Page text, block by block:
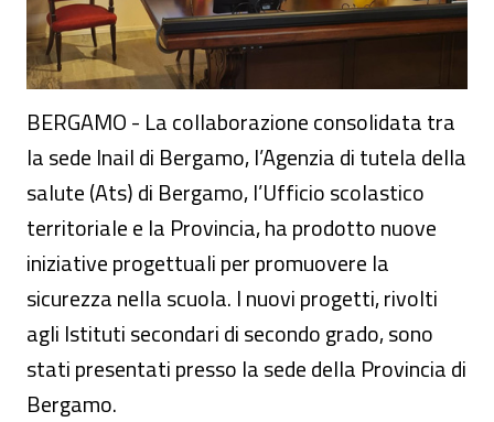
BERGAMO - La collaborazione consolidata tra
la sede Inail di Bergamo, l’Agenzia di tutela della
salute (Ats) di Bergamo, l’Ufficio scolastico
territoriale e la Provincia, ha prodotto nuove
iniziative progettuali per promuovere la
sicurezza nella scuola. I nuovi progetti, rivolti
agli Istituti secondari di secondo grado, sono
stati presentati presso la sede della Provincia di
Bergamo.